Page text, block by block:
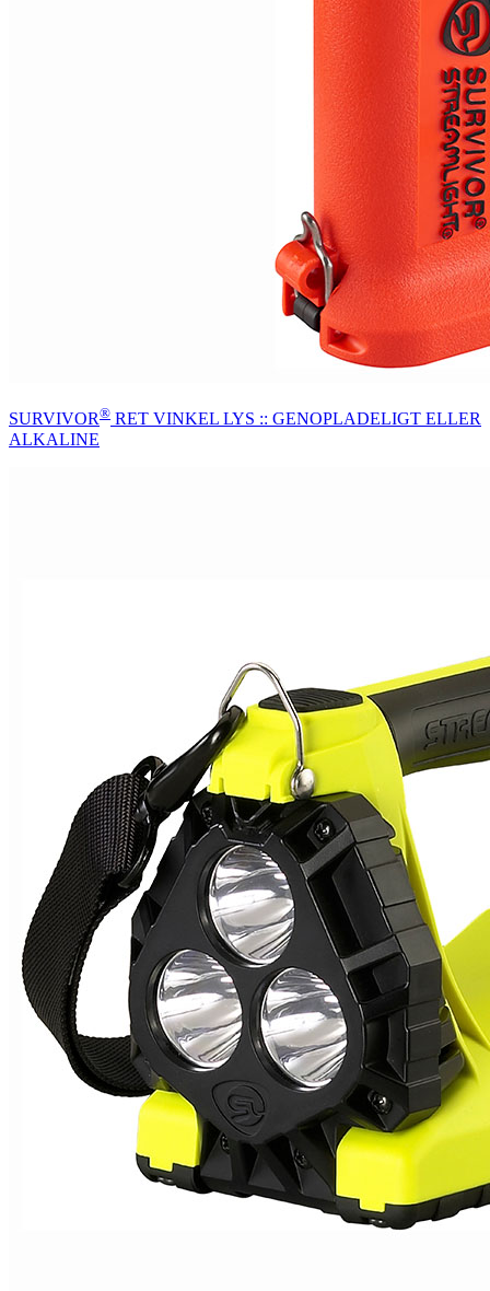
SURVIVOR® RET VINKEL LYS :: GENOPLADELIGT ELLER
ALKALINE